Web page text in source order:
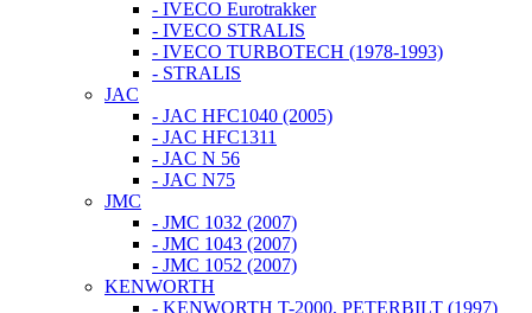
- IVECO Eurotrakker
- IVECO STRALIS
- IVECO TURBOTECH (1978-1993)
- STRALIS
JAC
- JAC HFC1040 (2005)
- JAC HFC1311
- JAC N 56
- JAC N75
JMC
- JMC 1032 (2007)
- JMC 1043 (2007)
- JMC 1052 (2007)
KENWORTH
- KENWORTH T-2000, PETERBILT (1997)